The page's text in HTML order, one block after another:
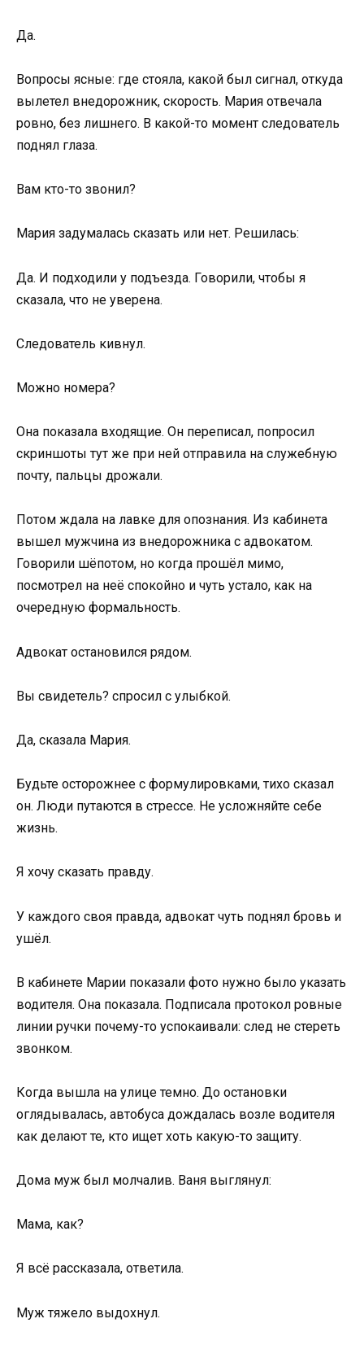
Да.
Вопросы ясные: где стояла, какой был сигнал, откуда
вылетел внедорожник, скорость. Мария отвечала
ровно, без лишнего. В какой-то момент следователь
поднял глаза.
Вам кто-то звонил?
Мария задумалась сказать или нет. Решилась:
Да. И подходили у подъезда. Говорили, чтобы я
сказала, что не уверена.
Следователь кивнул.
Можно номера?
Она показала входящие. Он переписал, попросил
скриншоты тут же при ней отправила на служебную
почту, пальцы дрожали.
Потом ждала на лавке для опознания. Из кабинета
вышел мужчина из внедорожника с адвокатом.
Говорили шёпотом, но когда прошёл мимо,
посмотрел на неё спокойно и чуть устало, как на
очередную формальность.
Адвокат остановился рядом.
Вы свидетель? спросил с улыбкой.
Да, сказала Мария.
Будьте осторожнее с формулировками, тихо сказал
он. Люди путаются в стрессе. Не усложняйте себе
жизнь.
Я хочу сказать правду.
У каждого своя правда, адвокат чуть поднял бровь и
ушёл.
В кабинете Марии показали фото нужно было указать
водителя. Она показала. Подписала протокол ровные
линии ручки почему-то успокаивали: след не стереть
звонком.
Когда вышла на улице темно. До остановки
оглядывалась, автобуса дождалась возле водителя
как делают те, кто ищет хоть какую-то защиту.
Дома муж был молчалив. Ваня выглянул:
Мама, как?
Я всё рассказала, ответила.
Муж тяжело выдохнул.